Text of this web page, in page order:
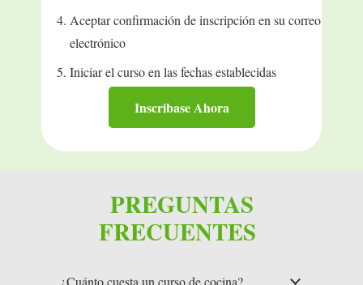
Aceptar confirmación de inscripción en su correo
electrónico
Iniciar el curso en las fechas establecidas
Inscribase Ahora
PREGUNTAS
FRECUENTES
¿Cuánto cuesta un curso de cocina?